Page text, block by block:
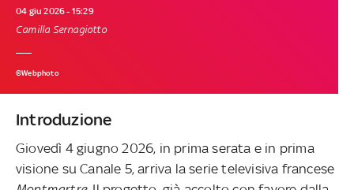
04 giu 2026 - 15:29
Camilla Sernagiotto
©Webphoto
Introduzione
Giovedì 4 giugno 2026, in prima serata e in prima
visione su Canale 5, arriva la serie televisiva francese